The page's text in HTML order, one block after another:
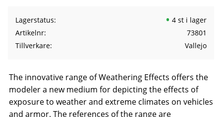
Lagerstatus
4 st i lager
Artikelnr
73801
Tillverkare
Vallejo
The innovative range of Weathering Effects offers the
modeler a new medium for depicting the effects of
exposure to weather and extreme climates on vehicles
and armor. The references of the range are